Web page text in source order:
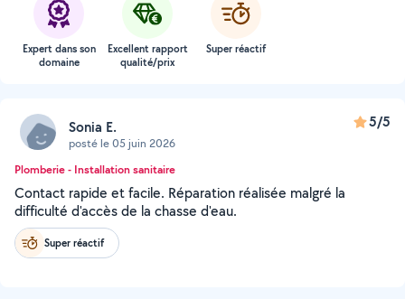
Expert dans son
domaine
Excellent rapport
qualité/prix
Super réactif
Sonia E.
posté le 05 juin 2026
5/5
Plomberie - Installation sanitaire
Contact rapide et facile. Réparation réalisée malgré la
difficulté d'accès de la chasse d'eau.
Super réactif